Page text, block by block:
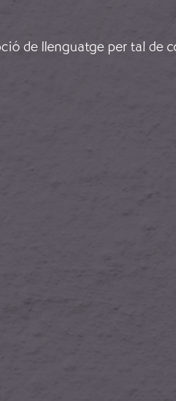
de llenguatge per tal de